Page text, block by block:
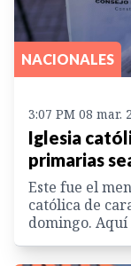
NACIONALES
3:07 PM 08 mar.
Iglesia
primarias
Este fue el
católica de
domingo. Aquí